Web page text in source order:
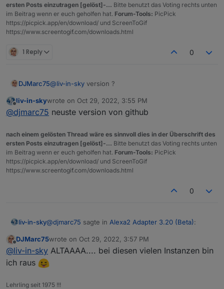
ersten Posts einzutragen [gelöst]-... Bitte benutzt das Voting rechts unten
im Beitrag wenn er euch geholfen hat. Forum-Tools: PicPick
https://picpick.app/en/download/ und ScreenToGif
https://www.screentogif.com/downloads.html
1 Reply 0
DJMarc75@liv-in-sky version ?
Offline
liv-in-skywrote on Oct 29, 2022, 3:55 PM
last edited by
@djmarc75 neuste version von github
nach einem gelösten Thread wäre es sinnvoll dies in der Überschrift des
ersten Posts einzutragen [gelöst]-... Bitte benutzt das Voting rechts unten
im Beitrag wenn er euch geholfen hat. Forum-Tools: PicPick
https://picpick.app/en/download/ und ScreenToGif
https://www.screentogif.com/downloads.html
0
liv-in-sky@djmarc75 sagte in Alexa2 Adapter 3.20 (Beta):
@liv-in-sky version ?
Spoiler
Offline
DJMarc75wrote on Oct 29, 2022, 3:57 PM
last edited by
@liv-in-sky ALTAAAA.... bei diesen vielen Instanzen bin
ich raus
Lehrling seit 1975 !!!